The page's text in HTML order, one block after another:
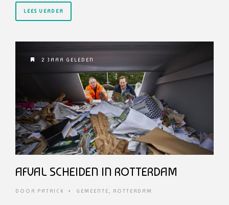
LEES VERDER
2 JAAR GELEDEN
AFVAL SCHEIDEN IN ROTTERDAM
DOOR PATRICK • GEMEENTE, ROTTERDAM